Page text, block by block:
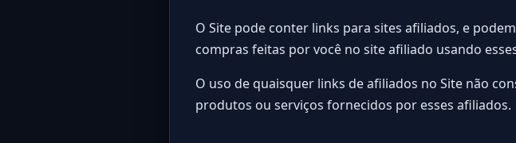
O Site pode conter links para sites afiliados, e
compras feitas por você no site afiliado usando
O uso de quaisquer links de afiliados no Site não
produtos ou serviços fornecidos por esses afiliados.